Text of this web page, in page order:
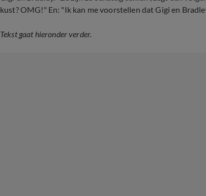
kust? OMG!" En: "Ik kan me voorstellen dat Gigi en
Tekst gaat hieronder verder.